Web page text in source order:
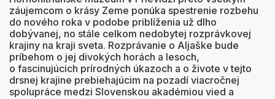
záujemcom o krásy Zeme ponúka spestrenie rozbehu
do nového roka v podobe priblíženia už dlho
dobývanej, no stále celkom nedobytej rozprávkovej
krajiny na kraji sveta. Rozprávanie o Aljaške bude
príbehom o jej divokých horách a lesoch,
o fascinujúcich prírodných úkazoch a o živote v tejto
drsnej krajine prebiehajúcim na pozadí viacročnej
spolupráce medzi Slovenskou akadémiou vied a